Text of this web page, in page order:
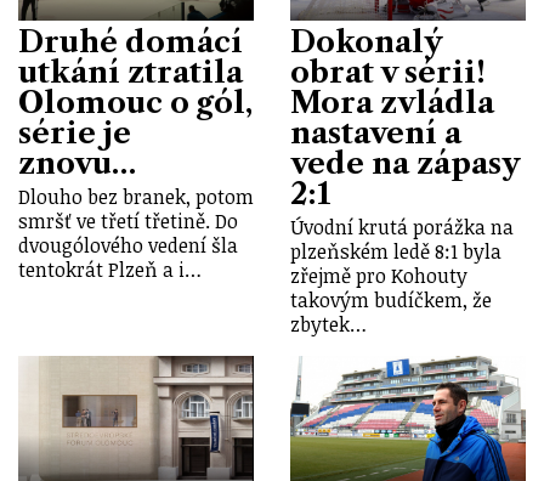
Druhé domácí
utkání ztratila
Olomouc o gól,
série je
znovu…
Dlouho bez branek, potom
smršť ve třetí třetině. Do
dvougólového vedení šla
tentokrát Plzeň a i…
Dokonalý
obrat v sérii!
Mora zvládla
nastavení a
vede na zápasy
2:1
Úvodní krutá porážka na
plzeňském ledě 8:1 byla
zřejmě pro Kohouty
takovým budíčkem, že
zbytek…